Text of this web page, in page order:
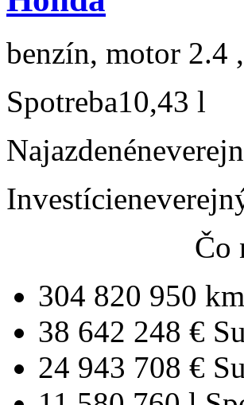
benzín, motor 2.4
Spotreba10,43 l
Najazdené
Investície
Čo
304 820 950 km
38 642 248 €
24 943 708 €